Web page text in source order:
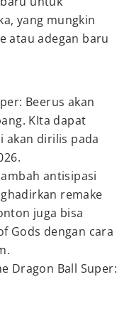
yang mungkin
atau adegan baru
Beerus akan
KIta dapat
akan dirilis pada
antisipasi
remake
juga bisa
Gods dengan cara
Dragon Ball Super: